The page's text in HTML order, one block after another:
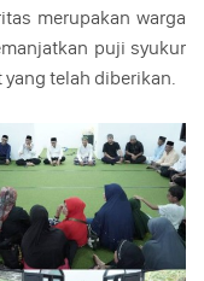
merupakan warga
puji syukur
telah diberikan.